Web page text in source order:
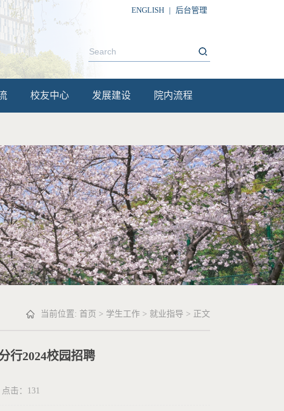
ENGLISH | 后台管理
校友中心 发展建设 院内流程
当前位置: 首页 > 学生工作 > 就业指导 > 正文
行2024校园招聘
击： 131